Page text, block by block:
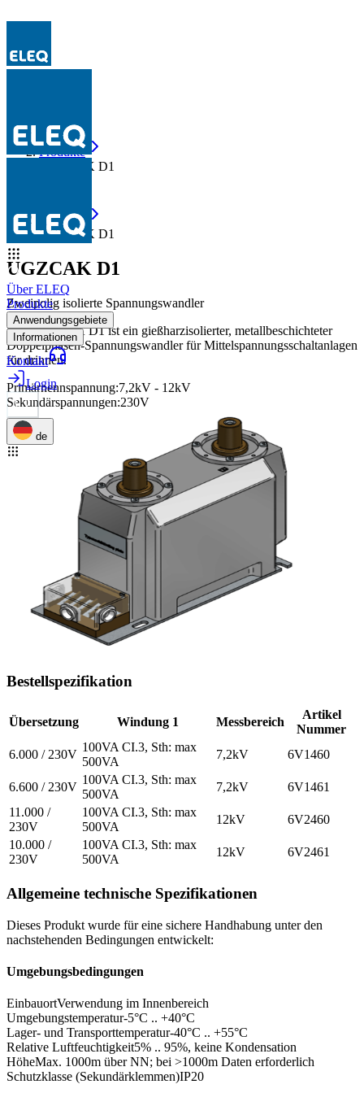
Über ELEQ
Produkte
Anwendungsgebiete
Informationen
Kontakt
Login
de
Produkte
UGZCAK D1
Produkte
UGZCAK D1
UGZCAK D1
Zweipolig isolierte Spannungswandler
Der UGZCAK D1 ist ein gießharzisolierter, metallbeschichteter
Doppelphasen-Spannungswandler für Mittelspannungsschaltanlagen
für drinnen.
Primärnennspannung:7,2kV - 12kV
Sekundärspannungen:230V
Bestellspezifikation
Übersetzung Windung 1 Messbereich
Artikel
Nummer
6.000 / 230V
100VA CI.3, Sth: max
500VA
7,2kV 6V1460
6.600 / 230V
100VA CI.3, Sth: max
500VA
7,2kV
6V1461
11.000 /
230V
100VA CI.3, Sth: max
500VA
12kV
6V2460
10.000 /
230V
100VA CI.3, Sth: max
500VA
12kV 6V2461
Allgemeine technische Spezifikationen
Dieses Produkt wurde für eine sichere Handhabung unter den
nachstehenden Bedingungen entwickelt:
Umgebungsbedingungen
EinbauortVerwendung im Innenbereich
Umgebungstemperatur-5°C .. +40°C
Lager- und Transporttemperatur-40°C .. +55°C
Relative Luftfeuchtigkeit5% .. 95%, keine Kondensation
HöheMax. 1000m über NN; bei >1000m Daten erforderlich
Schutzklasse (Sekundärklemmen)IP20